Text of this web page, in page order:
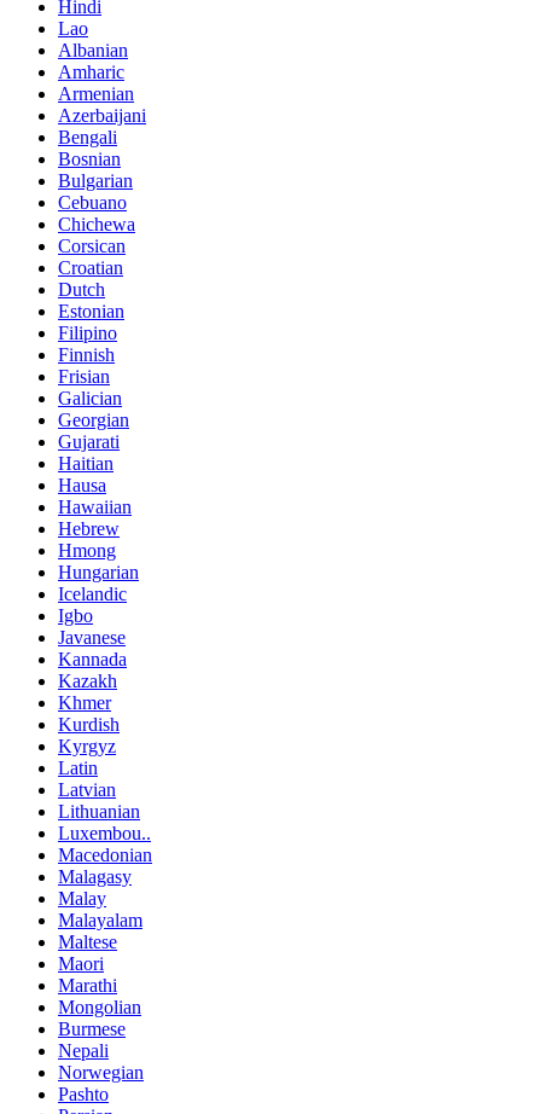
Hindi
Lao
Albanian
Amharic
Armenian
Azerbaijani
Bengali
Bosnian
Bulgarian
Cebuano
Chichewa
Corsican
Croatian
Dutch
Estonian
Filipino
Finnish
Frisian
Galician
Georgian
Gujarati
Haitian
Hausa
Hawaiian
Hebrew
Hmong
Hungarian
Icelandic
Igbo
Javanese
Kannada
Kazakh
Khmer
Kurdish
Kyrgyz
Latin
Latvian
Lithuanian
Luxembou..
Macedonian
Malagasy
Malay
Malayalam
Maltese
Maori
Marathi
Mongolian
Burmese
Nepali
Norwegian
Pashto